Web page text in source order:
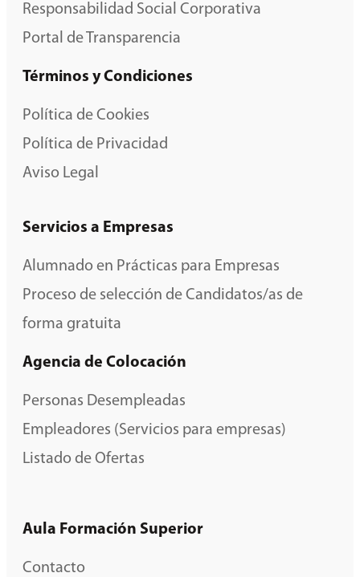
Responsabilidad Social Corporativa
Portal de Transparencia
Términos y Condiciones
Política de Cookies
Política de Privacidad
Aviso Legal
Servicios a Empresas
Alumnado en Prácticas para Empresas
Proceso de selección de Candidatos/as de
forma gratuita
Agencia de Colocación
Personas Desempleadas
Empleadores (Servicios para empresas)
Listado de Ofertas
Aula Formación Superior
Contacto